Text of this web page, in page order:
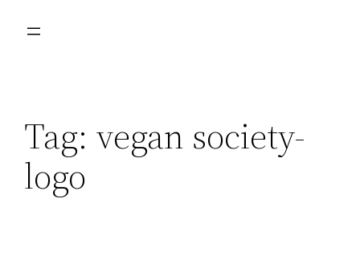
Tag: vegan society-
logo